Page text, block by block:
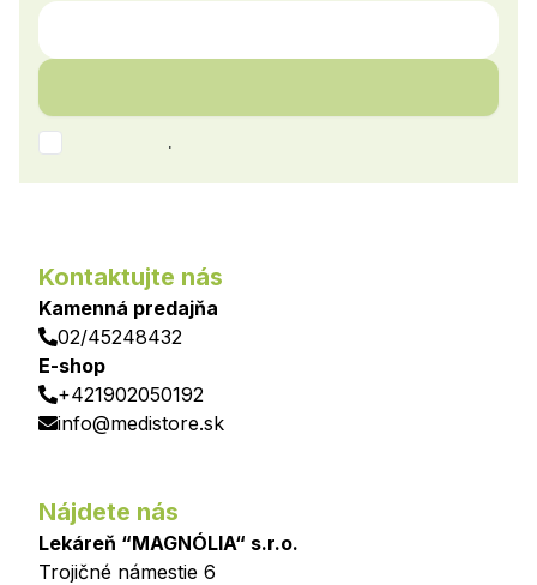
.
Kontaktujte nás
Kamenná predajňa
02/45248432
E-shop
+421902050192
info@medistore.sk
Nájdete nás
Lekáreň “MAGNÓLIA“ s.r.o.
Trojičné námestie 6